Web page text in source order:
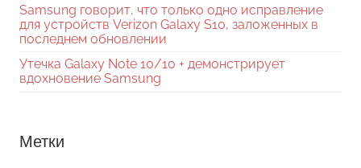
Samsung говорит, что только одно исправление
для устройств Verizon Galaxy S10, заложенных в
последнем обновлении
Утечка Galaxy Note 10/10 + демонстрирует
вдохновение Samsung
Метки